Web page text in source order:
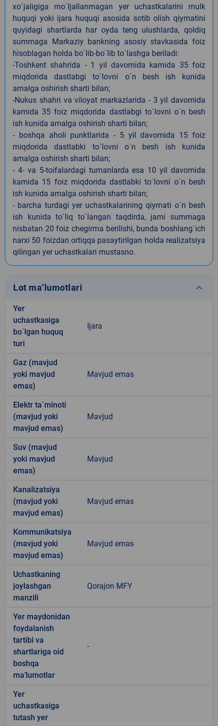
xo`jaligiga mo`ljallanmagan yer uchastkalarini mulk
huquqi yoki ijara huquqi asosida sotib olish qiymatini
quyidagi shartlarda har oyda teng ulushlarda, qoldiq
summaga Markaziy bankning asosiy stavkasida foiz
hisoblagan holda bo`lib-bo`lib to`lashga beriladi:
-Toshkent shahrida - 1 yil davomida kamida 35 foiz
miqdorida dastlabgi to`lovni o`n besh ish kunida
amalga oshirish sharti bilan;
-Nukus shahri va viloyat markazlarida - 3 yil davomida
kamida 35 foiz miqdorida dastlabgi to`lovni o`n besh
ish kunida amalga oshirish sharti bilan;
- boshqa aholi punktlarida - 5 yil davomida 15 foiz
miqdorida dastlabki to`lovni o`n besh ish kunida
amalga oshirish sharti bilan;
- 4- va 5-toifalardagi tumanlarda esa 10 yil davomida
kamida 15 foiz miqdorida dastlabki to`lovni o`n besh
ish kunida amalga oshirish sharti bilan;
- barcha turdagi yer uchastkalarining qiymati o`n besh
ish kunida to`liq to`langan taqdirda, jami summaga
nisbatan 20 foiz chegirma berilishi, bunda boshlang`ich
narxi 50 foizdan ortiqqa pasaytirilgan holda realizatsiya
qilingan yer uchastkalari mustasno.
Lot ma’lumotlari keyboard_arrow_down
Yer
uchastkasiga
bo`lgan huquq
turi
Ijara
Gaz (mavjud
yoki mavjud
emas)
Mavjud emas
Elektr ta`minoti
(mavjud yoki
mavjud emas)
Mavjud
Suv (mavjud
yoki mavjud
emas)
Mavjud
Kanalizatsiya
(mavjud yoki
mavjud emas)
Mavjud emas
Kommunikatsiya
(mavjud yoki
mavjud emas)
Mavjud emas
Uchastkaning
joylashgan
manzili
Qorajon MFY
Yer maydonidan
foydalanish
tartibi va
shartlariga oid
boshqa
ma’lumotlar
-
Yer
uchastkasiga
tutash yer